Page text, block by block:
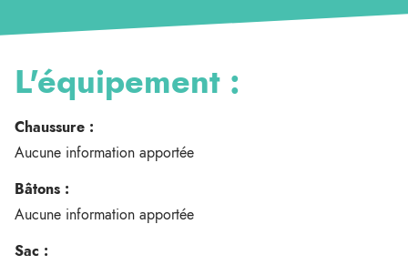
L'équipement :
Chaussure :
Aucune information apportée
Bâtons :
Aucune information apportée
Sac :